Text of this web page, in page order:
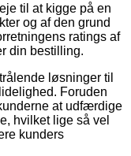
til at kigge på en
og af den grund
ratings af
din bestilling.
løsninger til
Foruden
at udfærdige
hvilket lige så vel
kunders